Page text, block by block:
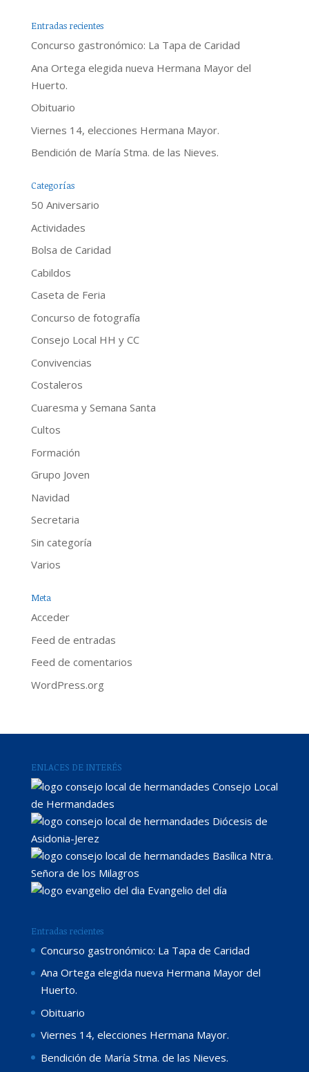
Entradas recientes
Concurso gastronómico: La Tapa de Caridad
Ana Ortega elegida nueva Hermana Mayor del
Huerto.
Obituario
Viernes 14, elecciones Hermana Mayor.
Bendición de María Stma. de las Nieves.
Categorías
50 Aniversario
Actividades
Bolsa de Caridad
Cabildos
Caseta de Feria
Concurso de fotografía
Consejo Local HH y CC
Convivencias
Costaleros
Cuaresma y Semana Santa
Cultos
Formación
Grupo Joven
Navidad
Secretaria
Sin categoría
Varios
Meta
Acceder
Feed de entradas
Feed de comentarios
WordPress.org
ENLACES DE INTERÉS
Consejo Local
de Hermandades
Diócesis de
Asidonia-Jerez
Basílica Ntra.
Señora de los Milagros
Evangelio del día
Entradas recientes
Concurso gastronómico: La Tapa de Caridad
Ana Ortega elegida nueva Hermana Mayor del
Huerto.
Obituario
Viernes 14, elecciones Hermana Mayor.
Bendición de María Stma. de las Nieves.